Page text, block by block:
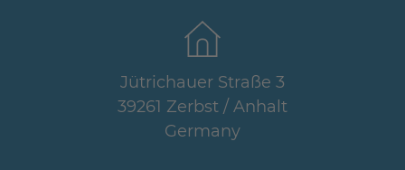
Jütrichauer Straße 3
39261 Zerbst / Anhalt
Germany